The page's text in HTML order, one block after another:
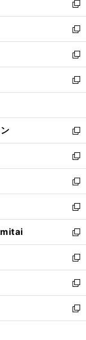
く
ィ
ン
ド
ウ
で
開
く
い
ウ
ィ
ン
ド
ウ
で
開
新
し
い
ウ
ィ
ン
ド
ウ
開
く
新
し
い
ウ
ィ
ン
ウ
で
開
く
新
し
い
ウ
ン
ド
ウ
で
開
く
新
し
ウ
ィ
ン
ド
ウ
で
開
く
新
し
い
ウ
ィ
ン
ド
ウ
で
開
く
新
し
い
ウ
ィ
ン
ド
ウ
で
開
く
新
し
い
ウ
ィ
ン
ド
ウ
で
開
く
新
し
い
ウ
ィ
ン
ド
ウ
で
開
新
し
い
ウ
ィ
ン
ド
ウ
新
し
い
ウ
ィ
ン
新
し
い
ウ
新
し